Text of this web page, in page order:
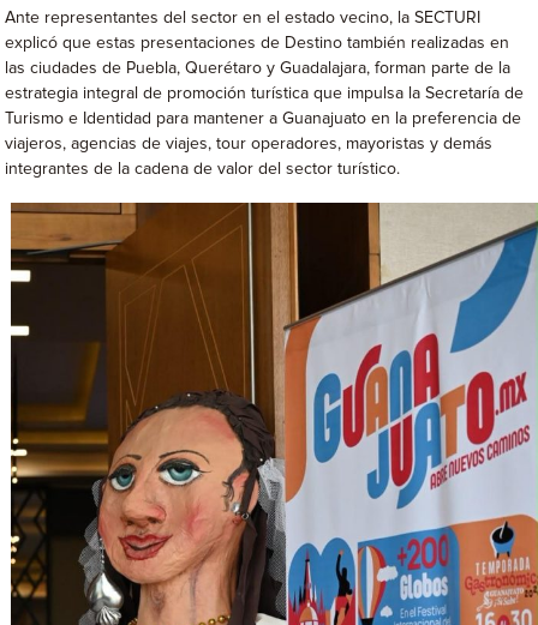
Ante representantes del sector en el estado vecino, la SECTURI
explicó que estas presentaciones de Destino también realizadas en
las ciudades de Puebla, Querétaro y Guadalajara, forman parte de la
estrategia integral de promoción turística que impulsa la Secretaría de
Turismo e Identidad para mantener a Guanajuato en la preferencia de
viajeros, agencias de viajes, tour operadores, mayoristas y demás
integrantes de la cadena de valor del sector turístico.